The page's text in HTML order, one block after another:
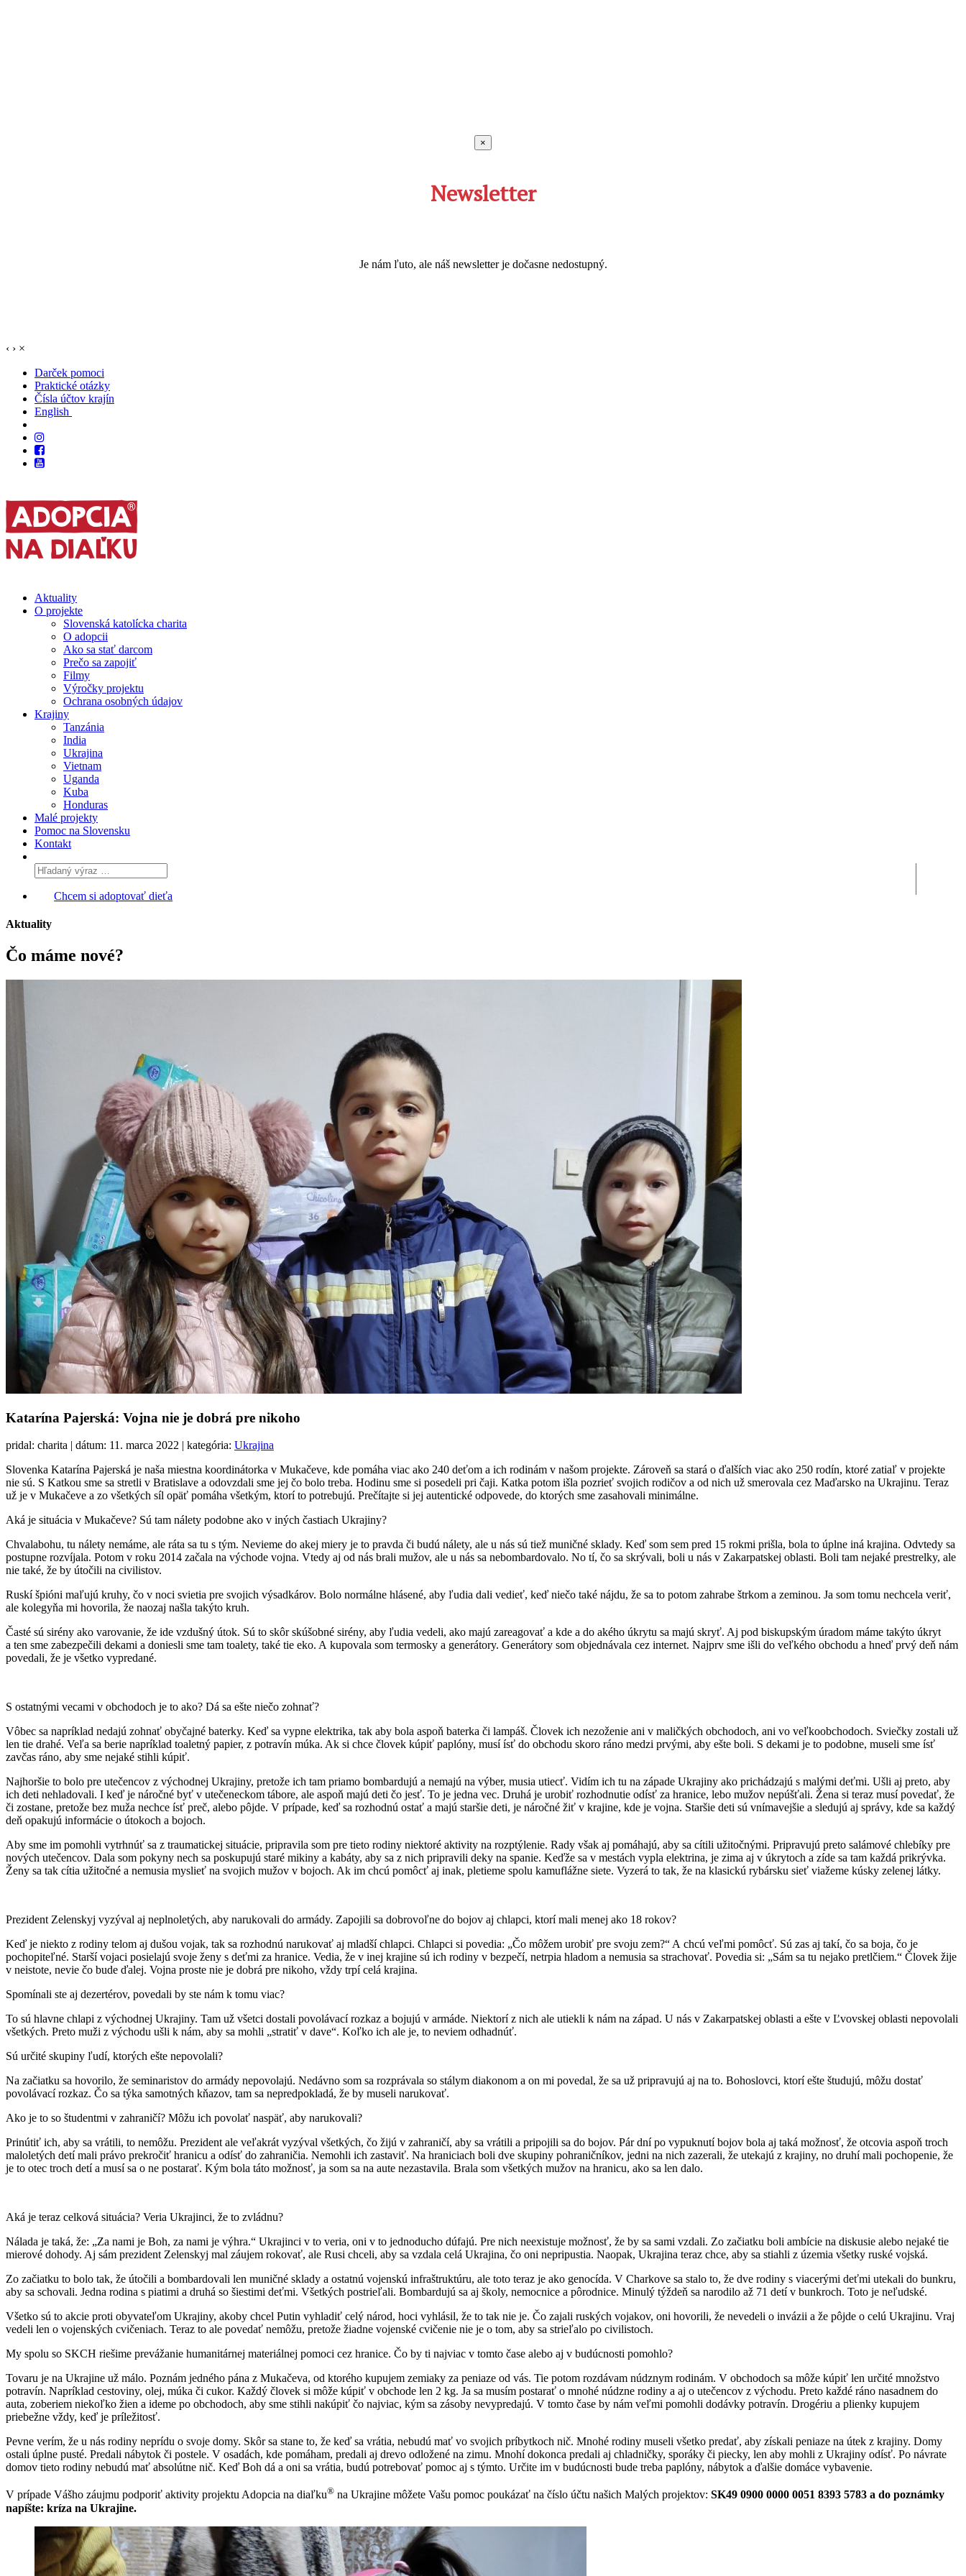
×
Newsletter
Je nám ľuto, ale náš newsletter je dočasne nedostupný.
‹ › ×
Darček pomoci
Praktické otázky
Čísla účtov krajín
English
Aktuality
O projekte
Slovenská katolícka charita
O adopcii
Ako sa stať darcom
Prečo sa zapojiť
Filmy
Výročky projektu
Ochrana osobných údajov
Krajiny
Tanzánia
India
Ukrajina
Vietnam
Uganda
Kuba
Honduras
Malé projekty
Pomoc na Slovensku
Kontakt
Chcem si adoptovať dieťa
Aktuality
Čo máme nové?
Katarína Pajerská: Vojna nie je dobrá pre nikoho
pridal: charita | dátum: 11. marca 2022 | kategória: Ukrajina
Slovenka Katarína Pajerská je naša miestna koordinátorka v Mukačeve, kde pomáha viac ako 240 deťom a ich rodinám v našom projekte. Zároveň sa stará o ďalších viac ako 250 rodín, ktoré zatiaľ v projekte
nie sú. S Katkou sme sa stretli v Bratislave a odovzdali sme jej čo bolo treba. Hodinu sme si posedeli pri čaji. Katka potom išla pozrieť svojich rodičov a od nich už smerovala cez Maďarsko na Ukrajinu. Teraz
už je v Mukačeve a zo všetkých síl opäť pomáha všetkým, ktorí to potrebujú. Prečítajte si jej autentické odpovede, do ktorých sme zasahovali minimálne.
Aká je situácia v Mukačeve? Sú tam nálety podobne ako v iných častiach Ukrajiny?
Chvalabohu, tu nálety nemáme, ale ráta sa tu s tým. Nevieme do akej miery je to pravda či budú nálety, ale u nás sú tiež muničné sklady. Keď som sem pred 15 rokmi prišla, bola to úplne iná krajina. Odvtedy sa
postupne rozvíjala. Potom v roku 2014 začala na východe vojna. Vtedy aj od nás brali mužov, ale u nás sa nebombardovalo. No tí, čo sa skrývali, boli u nás v Zakarpatskej oblasti. Boli tam nejaké prestrelky, ale
nie také, že by útočili na civilistov.
Ruskí špióni maľujú kruhy, čo v noci svietia pre svojich výsadkárov. Bolo normálne hlásené, aby ľudia dali vedieť, keď niečo také nájdu, že sa to potom zahrabe štrkom a zeminou. Ja som tomu nechcela veriť,
ale kolegyňa mi hovorila, že naozaj našla takýto kruh.
Časté sú sirény ako varovanie, že ide vzdušný útok. Sú to skôr skúšobné sirény, aby ľudia vedeli, ako majú zareagovať a kde a do akého úkrytu sa majú skryť. Aj pod biskupským úradom máme takýto úkryt
a ten sme zabezpečili dekami a doniesli sme tam toalety, také tie eko. A kupovala som termosky a generátory. Generátory som objednávala cez internet. Najprv sme išli do veľkého obchodu a hneď prvý deň nám
povedali, že je všetko vypredané.
S ostatnými vecami v obchodoch je to ako? Dá sa ešte niečo zohnať?
Vôbec sa napríklad nedajú zohnať obyčajné baterky. Keď sa vypne elektrika, tak aby bola aspoň baterka či lampáš. Človek ich nezoženie ani v maličkých obchodoch, ani vo veľkoobchodoch. Sviečky zostali už
len tie drahé. Veľa sa berie napríklad toaletný papier, z potravín múka. Ak si chce človek kúpiť paplóny, musí ísť do obchodu skoro ráno medzi prvými, aby ešte boli. S dekami je to podobne, museli sme ísť
zavčas ráno, aby sme nejaké stihli kúpiť.
Najhoršie to bolo pre utečencov z východnej Ukrajiny, pretože ich tam priamo bombardujú a nemajú na výber, musia utiecť. Vidím ich tu na západe Ukrajiny ako prichádzajú s malými deťmi. Ušli aj preto, aby
ich deti nehladovali. I keď je náročné byť v utečeneckom tábore, ale aspoň majú deti čo jesť. To je jedna vec. Druhá je urobiť rozhodnutie odísť za hranice, lebo mužov nepúšťali. Žena si teraz musí povedať, že
či zostane, pretože bez muža nechce ísť preč, alebo pôjde. V prípade, keď sa rozhodnú ostať a majú staršie deti, je náročné žiť v krajine, kde je vojna. Staršie deti sú vnímavejšie a sledujú aj správy, kde sa každý
deň opakujú informácie o útokoch a bojoch.
Aby sme im pomohli vytrhnúť sa z traumatickej situácie, pripravila som pre tieto rodiny niektoré aktivity na rozptýlenie. Rady však aj pomáhajú, aby sa cítili užitočnými. Pripravujú preto salámové chlebíky pre
nových utečencov. Dala som pokyny nech sa poskupujú staré mikiny a kabáty, aby sa z nich pripravili deky na spanie. Keďže sa v mestách vypla elektrina, je zima aj v úkrytoch a zíde sa tam každá prikrývka.
Ženy sa tak cítia užitočné a nemusia myslieť na svojich mužov v bojoch. Ak im chcú pomôcť aj inak, pletieme spolu kamuflážne siete. Vyzerá to tak, že na klasickú rybársku sieť viažeme kúsky zelenej látky.
Prezident Zelenskyj vyzýval aj neplnoletých, aby narukovali do armády. Zapojili sa dobrovoľne do bojov aj chlapci, ktorí mali menej ako 18 rokov?
Keď je niekto z rodiny telom aj dušou vojak, tak sa rozhodnú narukovať aj mladší chlapci. Chlapci si povedia: „Čo môžem urobiť pre svoju zem?“ A chcú veľmi pomôcť. Sú zas aj takí, čo sa boja, čo je
pochopiteľné. Starší vojaci posielajú svoje ženy s deťmi za hranice. Vedia, že v inej krajine sú ich rodiny v bezpečí, netrpia hladom a nemusia sa strachovať. Povedia si: „Sám sa tu nejako pretlčiem.“ Človek žije
v neistote, nevie čo bude ďalej. Vojna proste nie je dobrá pre nikoho, vždy trpí celá krajina.
Spomínali ste aj dezertérov, povedali by ste nám k tomu viac?
To sú hlavne chlapi z východnej Ukrajiny. Tam už všetci dostali povolávací rozkaz a bojujú v armáde. Niektorí z nich ale utiekli k nám na západ. U nás v Zakarpatskej oblasti a ešte v Ľvovskej oblasti nepovolali
všetkých. Preto muži z východu ušli k nám, aby sa mohli „stratiť v dave“. Koľko ich ale je, to neviem odhadnúť.
Sú určité skupiny ľudí, ktorých ešte nepovolali?
Na začiatku sa hovorilo, že seminaristov do armády nepovolajú. Nedávno som sa rozprávala so stálym diakonom a on mi povedal, že sa už pripravujú aj na to. Bohoslovci, ktorí ešte študujú, môžu dostať
povolávací rozkaz. Čo sa týka samotných kňazov, tam sa nepredpokladá, že by museli narukovať.
Ako je to so študentmi v zahraničí? Môžu ich povolať naspäť, aby narukovali?
Prinútiť ich, aby sa vrátili, to nemôžu. Prezident ale veľakrát vyzýval všetkých, čo žijú v zahraničí, aby sa vrátili a pripojili sa do bojov. Pár dní po vypuknutí bojov bola aj taká možnosť, že otcovia aspoň troch
maloletých detí mali právo prekročiť hranicu a odísť do zahraničia. Nemohli ich zastaviť. Na hraniciach boli dve skupiny pohraničníkov, jedni na nich zazerali, že utekajú z krajiny, no druhí mali pochopenie, že
je to otec troch detí a musí sa o ne postarať. Kým bola táto možnosť, ja som sa na aute nezastavila. Brala som všetkých mužov na hranicu, ako sa len dalo.
Aká je teraz celková situácia? Veria Ukrajinci, že to zvládnu?
Nálada je taká, že: „Za nami je Boh, za nami je výhra.“ Ukrajinci v to veria, oni v to jednoducho dúfajú. Pre nich neexistuje možnosť, že by sa sami vzdali. Zo začiatku boli ambície na diskusie alebo nejaké tie
mierové dohody. Aj sám prezident Zelenskyj mal záujem rokovať, ale Rusi chceli, aby sa vzdala celá Ukrajina, čo oni nepripustia. Naopak, Ukrajina teraz chce, aby sa stiahli z územia všetky ruské vojská.
Zo začiatku to bolo tak, že útočili a bombardovali len muničné sklady a ostatnú vojenskú infraštruktúru, ale toto teraz je ako genocída. V Charkove sa stalo to, že dve rodiny s viacerými deťmi utekali do bunkru,
aby sa schovali. Jedna rodina s piatimi a druhá so šiestimi deťmi. Všetkých postrieľali. Bombardujú sa aj školy, nemocnice a pôrodnice. Minulý týždeň sa narodilo až 71 detí v bunkroch. Toto je neľudské.
Všetko sú to akcie proti obyvateľom Ukrajiny, akoby chcel Putin vyhladiť celý národ, hoci vyhlásil, že to tak nie je. Čo zajali ruských vojakov, oni hovorili, že nevedeli o invázii a že pôjde o celú Ukrajinu. Vraj
vedeli len o vojenských cvičeniach. Teraz to ale povedať nemôžu, pretože žiadne vojenské cvičenie nie je o tom, aby sa strieľalo po civilistoch.
My spolu so SKCH riešime prevážanie humanitárnej materiálnej pomoci cez hranice. Čo by ti najviac v tomto čase alebo aj v budúcnosti pomohlo?
Tovaru je na Ukrajine už málo. Poznám jedného pána z Mukačeva, od ktorého kupujem zemiaky za peniaze od vás. Tie potom rozdávam núdznym rodinám. V obchodoch sa môže kúpiť len určité množstvo
potravín. Napríklad cestoviny, olej, múka či cukor. Každý človek si môže kúpiť v obchode len 2 kg. Ja sa musím postarať o mnohé núdzne rodiny a aj o utečencov z východu. Preto každé ráno nasadnem do
auta, zoberiem niekoľko žien a ideme po obchodoch, aby sme stihli nakúpiť čo najviac, kým sa zásoby nevypredajú. V tomto čase by nám veľmi pomohli dodávky potravín. Drogériu a plienky kupujem
priebežne vždy, keď je príležitosť.
Pevne verím, že u nás rodiny neprídu o svoje domy. Skôr sa stane to, že keď sa vrátia, nebudú mať vo svojich príbytkoch nič. Mnohé rodiny museli všetko predať, aby získali peniaze na útek z krajiny. Domy
ostali úplne pusté. Predali nábytok či postele. V osadách, kde pomáham, predali aj drevo odložené na zimu. Mnohí dokonca predali aj chladničky, sporáky či piecky, len aby mohli z Ukrajiny odísť. Po návrate
domov tieto rodiny nebudú mať absolútne nič. Keď Boh dá a oni sa vrátia, budú potrebovať pomoc aj s týmto. Určite im v budúcnosti bude treba paplóny, nábytok a ďalšie domáce vybavenie.
V prípade Vášho záujmu podporiť aktivity projektu Adopcia na diaľku® na Ukrajine môžete Vašu pomoc poukázať na číslo účtu našich Malých projektov: SK49 0900 0000 0051 8393 5783 a do poznámky
napíšte: kríza na Ukrajine.